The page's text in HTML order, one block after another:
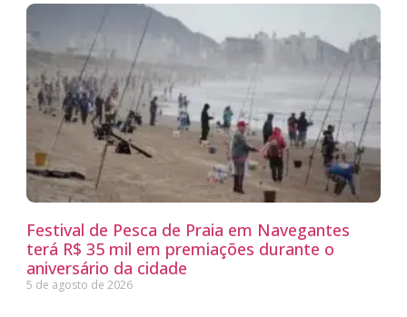
Festival de Pesca de Praia em Navegantes
terá R$ 35 mil em premiações durante o
aniversário da cidade
5 de agosto de 2026